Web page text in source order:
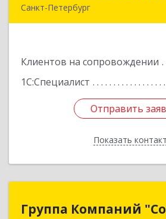
Санкт-Петербург
Клиентов на сопровождении
1С:Специалист
Отправить
Показать
Отправить
Назад
Группа Компаний
Группа Компаний